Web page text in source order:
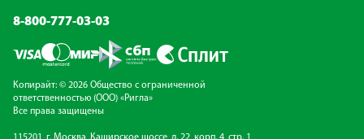
8-800-777-03-03
Копирайт: © 2026 Общество с ограниченной
ответственностью (ООО) «Ригла»
Все права защищены